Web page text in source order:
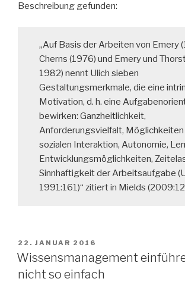
Beschreibung gefunden:
„Auf Basis der Arbeiten von Emery
Cherns (1976) und Emery und
1982) nennt Ulich sieben
Gestaltungsmerkmale, die eine
Motivation, d. h. eine
bewirken: Ganzheitlichkeit,
Anforderungsvielfalt, Möglichkeiten
sozialen Interaktion, Autonomie,
Entwicklungsmöglichkeiten,
Sinnhaftigkeit der Arbeitsaufgabe
1991:161)“ zitiert in Mields
VERÖFFENTLICHT
AM
22. JANUAR 2016
Wissensmanagement
nicht so einfach